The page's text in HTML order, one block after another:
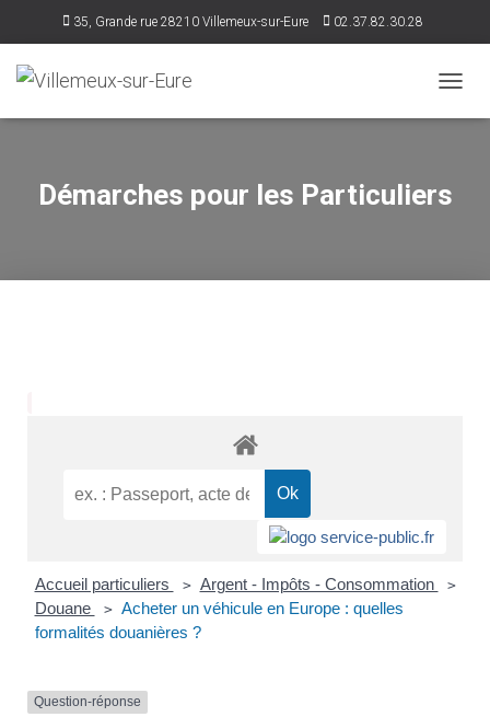
35, Grande rue 28210 Villemeux-sur-Eure 02.37.82.30.28
É
E
N
Démarches pour les Particuliers
Accueil particuliers > Argent - Impôts - Consommation >
Douane > Acheter un véhicule en Europe : quelles
formalités douanières ?
Question-réponse